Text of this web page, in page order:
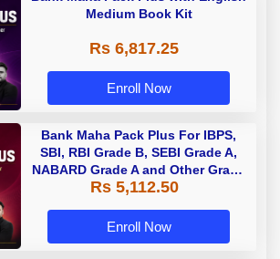
Medium Book Kit
Rs 6,817.25
Enroll Now
Bank Maha Pack Plus For IBPS,
SBI, RBI Grade B, SEBI Grade A,
NABARD Grade A and Other Grade
A & Grade B Bank Exams
Rs 5,112.50
Enroll Now